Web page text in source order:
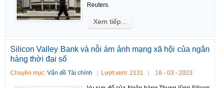
Reuters.
Xem tiếp...
Silicon Valley Bank và nỗi ám ảnh mạng xã hội của ngân
hàng thời đại số
Chuyên mục: Vấn đề Tài chính Lượt xem: 2131 16 - 03 - 2023